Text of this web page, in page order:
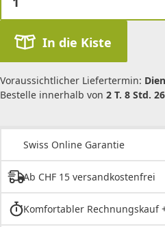
In die Kiste
Voraussichtlicher Liefertermin:
Bestelle innerhalb von 2 T. 8 Std.
Swiss Online Garantie
Ab CHF 15 versandkostenfrei
Komfortabler Rechnungskauf